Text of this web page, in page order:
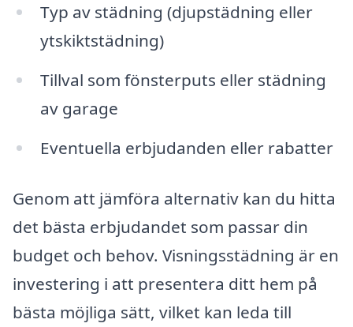
Typ av städning (djupstädning eller
ytskiktstädning)
Tillval som fönsterputs eller städning
av garage
Eventuella erbjudanden eller rabatter
Genom att jämföra alternativ kan du hitta
det bästa erbjudandet som passar din
budget och behov. Visningsstädning är en
investering i att presentera ditt hem på
bästa möjliga sätt, vilket kan leda till